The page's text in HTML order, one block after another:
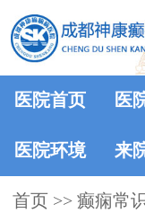
医院首页 医
医院环境 来
首页 >> 癫痫常